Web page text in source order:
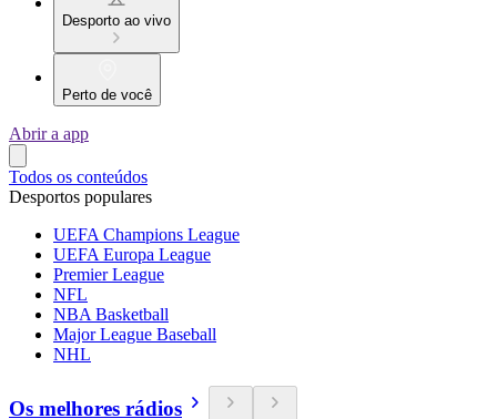
Desporto ao vivo
Perto de você
Abrir a app
Todos os conteúdos
Desportos populares
UEFA Champions League
UEFA Europa League
Premier League
NFL
NBA Basketball
Major League Baseball
NHL
Os melhores rádios